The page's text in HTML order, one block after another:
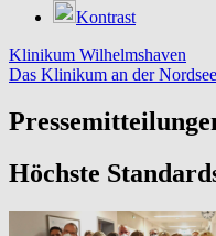
Kontrast
Klinikum Wilhelmshaven
Das Klinikum an der Nordsee
Höchste